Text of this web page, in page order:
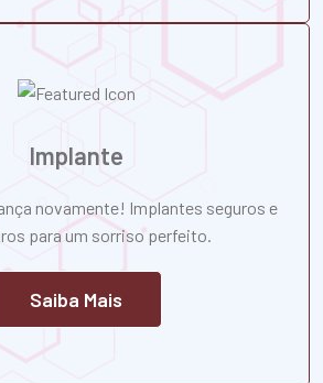
Implante
novamente! Implantes seguros e
para um sorriso perfeito.
Saiba Mais